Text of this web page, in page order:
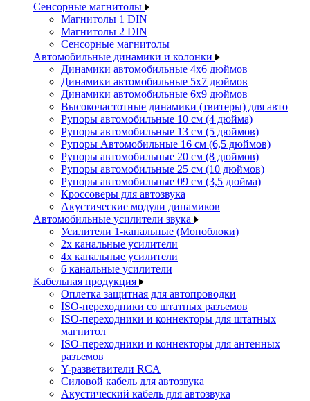
Сенсорные магнитолы
Магнитолы 1 DIN
Магнитолы 2 DIN
Сенсорные магнитолы
Автомобильные динамики и колонки
Динамики автомобильные 4x6 дюймов
Динамики автомобильные 5x7 дюймов
Динамики автомобильные 6x9 дюймов
Высокочастотные динамики (твитеры) для авто
Рупоры автомобильные 10 см (4 дюйма)
Рупоры автомобильные 13 см (5 дюймов)
Рупоры Автомобильные 16 см (6,5 дюймов)
Рупоры автомобильные 20 см (8 дюймов)
Рупоры автомобильные 25 см (10 дюймов)
Рупоры автомобильные 09 см (3,5 дюйма)
Кроссоверы для автозвука
Акустические модули динамиков
Автомобильные усилители звука
Усилители 1-канальные (Моноблоки)
2х канальные усилители
4х канальные усилители
6 канальные усилители
Кабельная продукция
Оплетка защитная для автопроводки
ISO-переходники со штатных разъемов
ISO-переходники и коннекторы для штатных
магнитол
ISO-переходники и коннекторы для антенных
разъемов
Y-разветвители RCA
Силовой кабель для автозвука
Акустический кабель для автозвука